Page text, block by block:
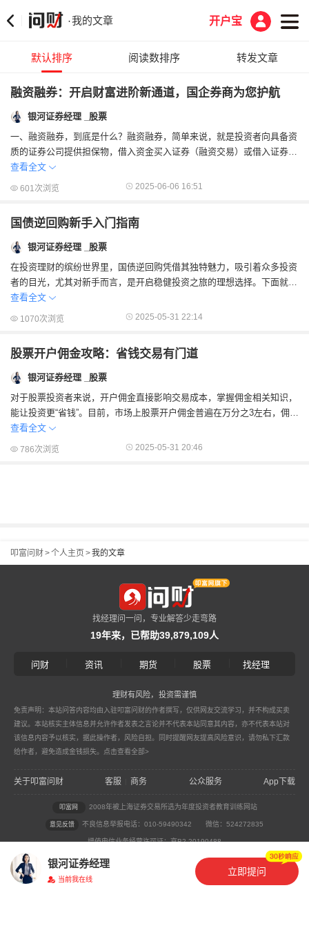
·我的文章 开户宝
默认排序 阅读数排序 转发文章
融资融券：开启财富进阶新通道，国企券商为您护航
银河证券经理 _股票
一、融资融券，到底是什么？​融资融券，简单来说，就是投资者向具备资
质的证券公司提供担保物，借入资金买入证券（融资交易）或借入证券并
卖出（融券交易）的行为。当您看好某只股...
查看全文
601次浏览 2025-06-06 16:51
国债逆回购新手入门指南
银河证券经理 _股票
在投资理财的缤纷世界里，国债逆回购凭借其独特魅力，吸引着众多投资
者的目光，尤其对新手而言，是开启稳健投资之旅的理想选择。下面就为
大家详细介绍国债逆回购的入门知识。一、国...
查看全文
1070次浏览 2025-05-31 22:14
股票开户佣金攻略：省钱交易有门道
银河证券经理 _股票
对于股票投资者来说，开户佣金直接影响交易成本，掌握佣金相关知识，
能让投资更“省钱”。目前，市场上股票开户佣金普遍在万分之3左右，佣金
按成交金额比...
查看全文
786次浏览 2025-05-31 20:46
叩富问财>个人主页>我的文章
银河证券经理
当前我在线
立即提问
找经理问一问，专业解答少走弯路
19年来，已帮助39,879,109人
问财 资讯 期货 股票 找经理
理财有风险，投资需谨慎
免责声明：本站问答内容均由入驻叩富问财的作者撰写，仅供网友交流学习，并不构成买卖
建议。本站核实主体信息并允许作者发表之言论并不代表本站同意其内容，亦不代表本站对
该信息内容予以核实，据此操作者，风险自担。同时提醒网友提高风险意识，请勿私下汇款
给作者，避免造成金钱损失。 点击查看全部>
关于叩富问财 客服 商务 公众服务 App下载
叩富网 2008年被上海证券交易所选为年度投资者教育训练网站
意见反馈 不良信息举报电话：010-59490342 微信：524272835
增值电信业务经营许可证：京B2-20190488
公网安备：11010802032515号 ICP备案：京ICP备18019099号-3
叩富网版权所有 © 2007-2025